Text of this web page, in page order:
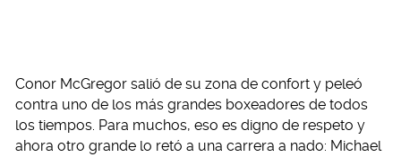
Conor McGregor salió de su zona de confort y peleó
contra uno de los más grandes boxeadores de todos
los tiempos. Para muchos, eso es digno de respeto y
ahora otro grande lo retó a una carrera a nado: Michael